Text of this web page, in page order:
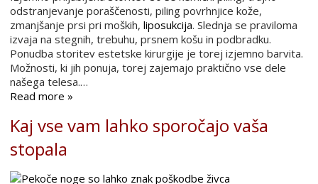
odstranjevanje poraščenosti, piling povrhnjice kože,
zmanjšanje prsi pri moških,liposukcija. Slednja se praviloma
izvaja na stegnih, trebuhu, prsnem košu in podbradku.
Ponudba storitev estetske kirurgije je torej izjemno barvita.
Možnosti, ki jih ponuja, torej zajemajo praktično vse dele
našega telesa.…
Read more »
Kaj vse vam lahko sporočajo vaša
stopala